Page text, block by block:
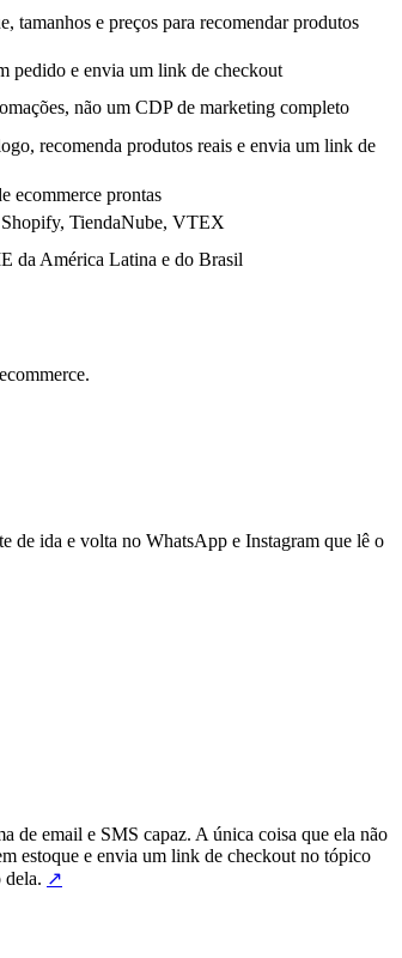
tamanhos e preços para recomendar produtos
pedido e envia um link de checkout
não um CDP de marketing completo
recomenda produtos reais e envia um link de
ecommerce prontas
TiendaNube, VTEX
da América Latina e do Brasil
de ida e volta no WhatsApp e Instagram que lê o
de email e SMS capaz. A única coisa que ela não
estoque e envia um link de checkout no tópico
dela. ↗